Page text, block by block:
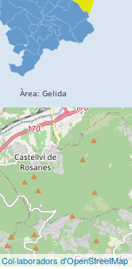
Col·laboradors d'OpenStreetMap